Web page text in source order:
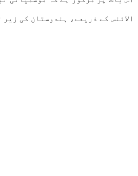
الائنس کے ذریعے، ہندوستان کی